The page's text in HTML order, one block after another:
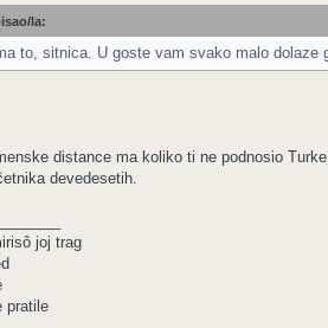
la:
to, sitnica. U goste vam svako malo dolaze
distance ma koliko ti ne podnosio
devedesetih.
joj trag
pratile